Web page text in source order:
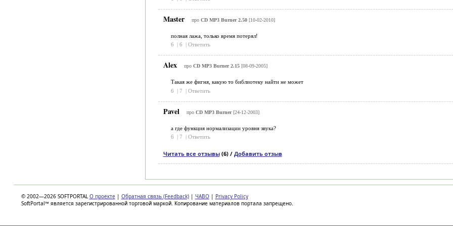
Master про CD MP3 Burner 2.50[10-02-2010]
полная лажа, только время потерял!
6
6 Ответить
Alex про CD MP3 Burner 2.15[08-09-2005]
Такая же фигня, какую то библиотеку найти не может
6
| 7 | Ответить
Pavel про CD MP3 Burner[24-12-2003]
а где функция нормализации уровня звука?
6
7 Ответить
Читать все отзывы(6) / Добавить отзыв
© 2002—2026 SOFTPORTAL О проекте | Обратная связь (Feedback) | ЧАВО | Privacy Policy
SoftPortal™ является зарегистрированной торговой маркой. Копирование материалов портала запрещено.